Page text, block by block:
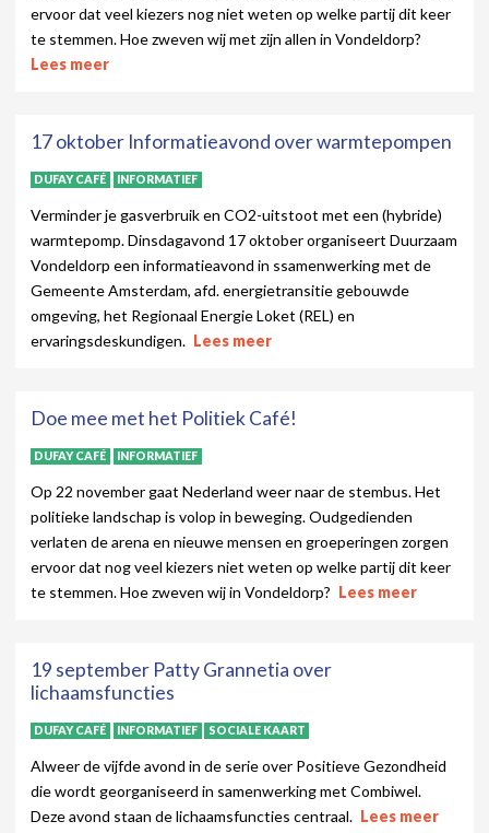
ervoor dat veel kiezers nog niet weten op welke partij dit keer
te stemmen. Hoe zweven wij met zijn allen in Vondeldorp?
Lees meer
17 oktober Informatieavond over warmtepompen
DUFAY CAFÉ INFORMATIEF
Verminder je gasverbruik en CO2-uitstoot met een (hybride)
warmtepomp. Dinsdagavond 17 oktober organiseert Duurzaam
Vondeldorp een informatieavond in ssamenwerking met de
Gemeente Amsterdam, afd. energietransitie gebouwde
omgeving, het Regionaal Energie Loket (REL) en
ervaringsdeskundigen. Lees meer
Doe mee met het Politiek Café!
DUFAY CAFÉ INFORMATIEF
Op 22 november gaat Nederland weer naar de stembus. Het
politieke landschap is volop in beweging. Oudgedienden
verlaten de arena en nieuwe mensen en groeperingen zorgen
ervoor dat nog veel kiezers niet weten op welke partij dit keer
te stemmen. Hoe zweven wij in Vondeldorp? Lees meer
19 september Patty Grannetia over
lichaamsfuncties
DUFAY CAFÉ INFORMATIEF SOCIALE KAART
Alweer de vijfde avond in de serie over Positieve Gezondheid
die wordt georganiseerd in samenwerking met Combiwel.
Deze avond staan de lichaamsfuncties centraal. Lees meer